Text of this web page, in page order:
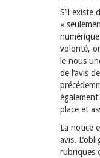
S’il existe
«
volonté,
le nous
de l’avis
place et
La notice
avis.
rubriques